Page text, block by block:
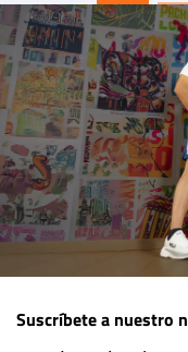
Suscríbete a nuestro